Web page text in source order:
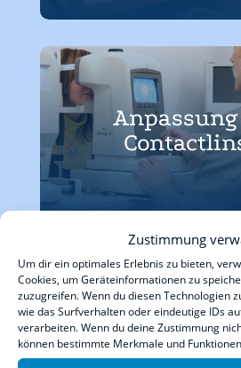
Zustimmung
Um dir ein optimales Erlebnis zu bieten,
Cookies, um Geräteinformationen zu
zuzugreifen. Wenn du diesen Technologien
wie das Surfverhalten oder eindeutige IDs
verarbeiten. Wenn du deine Zustimmung
können bestimmte Merkmale und
und